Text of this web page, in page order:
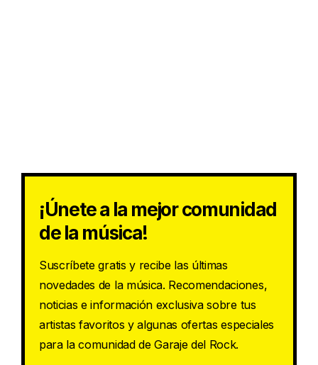
¡Únete a la mejor comunidad
de la música!
Suscríbete gratis y recibe las últimas
novedades de la música. Recomendaciones,
noticias e información exclusiva sobre tus
artistas favoritos y algunas ofertas especiales
para la comunidad de Garaje del Rock.